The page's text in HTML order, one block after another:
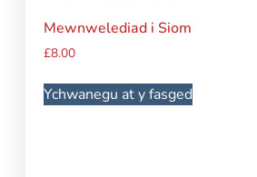
Mewnwelediad i Siom
£8.00
Ychwanegu at y fasged